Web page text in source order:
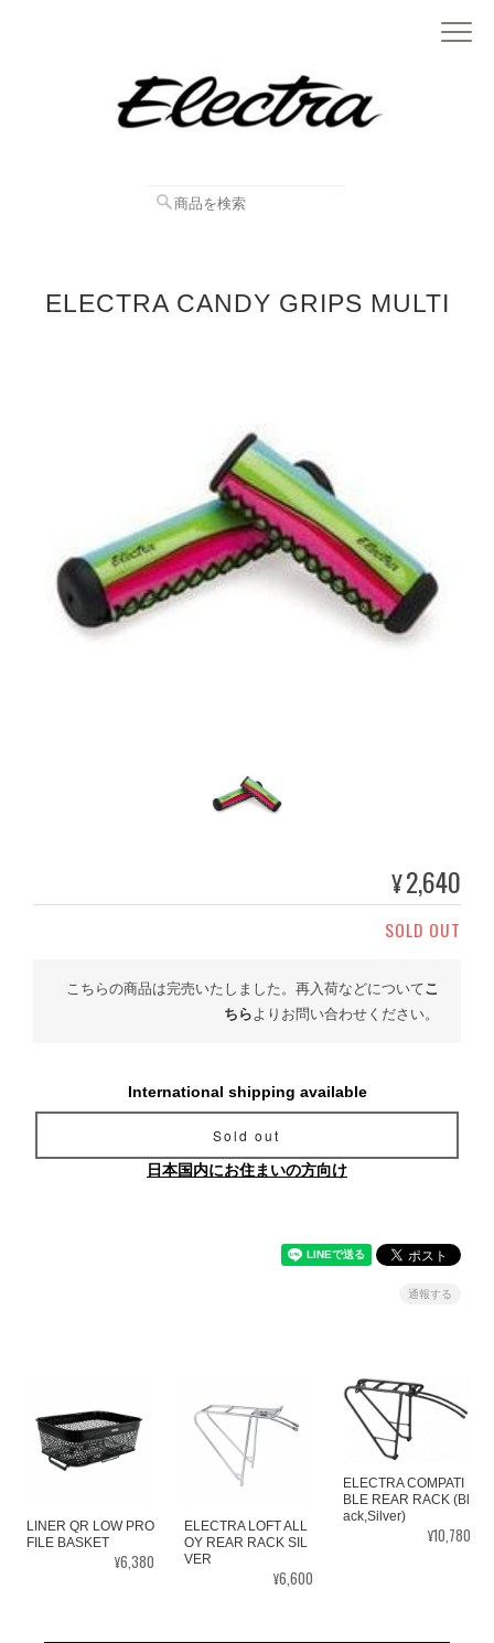
ELECTRA CANDY GRIPS MULTI
¥2,640
SOLD OUT
こちらの商品は完売いたしました。再入荷などについてこ
ちらよりお問い合わせください。
International shipping available
Sold out
日本国内にお住まいの方向け
通報する
LINER QR LOW PRO
FILE BASKET
¥6,380
ELECTRA LOFT ALL
OY REAR RACK SIL
VER
¥6,600
ELECTRA COMPATI
BLE REAR RACK (Bl
ack,Silver)
¥10,780